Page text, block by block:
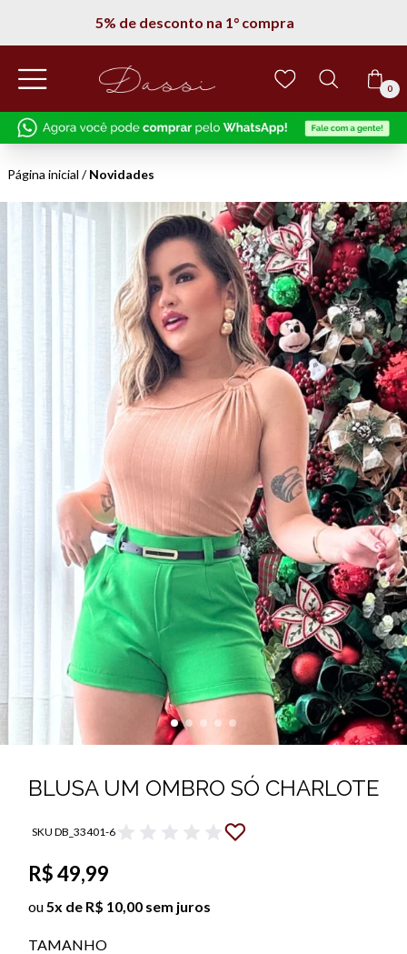
5% de desconto na 1° compra
0
Página inicial /Novidades
BLUSA UM OMBRO SÓ CHARLOTE
SKU DB_33401-6
R$ 49,99
ou5x de R$ 10,00 sem juros
TAMANHO